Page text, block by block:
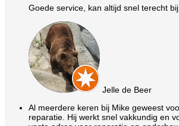
Goede service, kan altijd snel terecht
Jelle de Beer
Al meerdere keren bij Mike geweest
reparatie. Hij werkt snel vakkundig en